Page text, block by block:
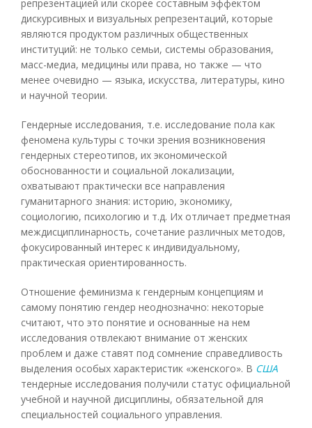
репрезентацией или скорее составным эффектом
дискурсивных и визуальных репрезентаций, которые
являются продуктом различных общественных
институций: не только семьи, системы образования,
масс-медиа, медицины или права, но также — что
менее очевидно — языка, искусства, литературы, кино
и научной теории.
Гендерные исследования, т.е. исследование пола как
феномена культуры с точки зрения возникновения
гендерных стереотипов, их экономической
обоснованности и социальной локализации,
охватывают практически все направления
гуманитарного знания: историю, экономику,
социологию, психологию и т.д. Их отличает предметная
междисциплинарность, сочетание различных методов,
фокусированный интерес к индивидуальному,
практическая ориентированность.
Отношение феминизма к гендерным концепциям и
самому понятию гендер неоднозначно: некоторые
считают, что это понятие и основанные на нем
исследования отвлекают внимание от женских
проблем и даже ставят под сомнение справедливость
выделения особых характеристик «женского». В США
тендерные исследования получили статус официальной
учебной и научной дисциплины, обязательной для
специальностей социального управления.